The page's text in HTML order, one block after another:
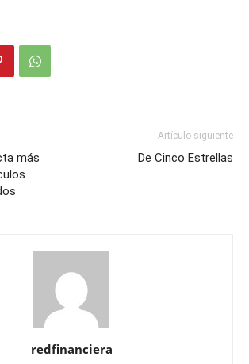
más
Artículo siguiente
De Cinco Estrellas
redfinanciera